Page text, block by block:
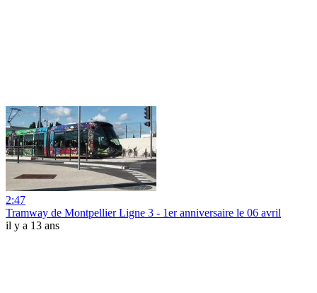
2:47
Tramway de Montpellier Ligne 3 - 1er anniversaire le 06 avril
il y a 13 ans